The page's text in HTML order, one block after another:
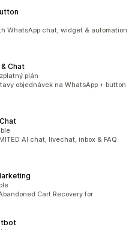
WhatsApp chat, widget & automation
Chat
plán
objednávek na WhatsApp + button
AI chat, livechat, inbox & FAQ
Cart Recovery for